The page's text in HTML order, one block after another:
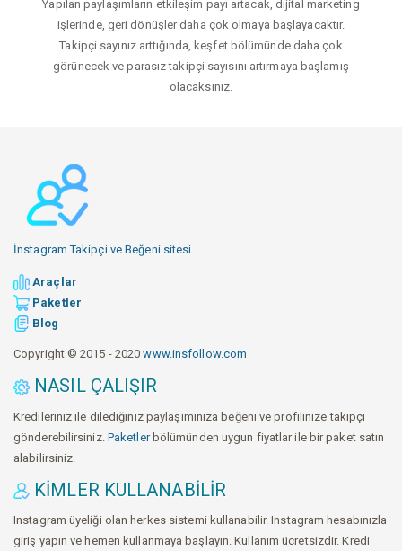
Yapılan paylaşımların etkileşim payı artacak, dijital marketing
işlerinde, geri dönüşler daha çok olmaya başlayacaktır.
Takipçi sayınız arttığında, keşfet bölümünde daha çok
görünecek ve parasız takipçi sayısını artırmaya başlamış
olacaksınız.
İnstagram Takipçi ve Beğeni sitesi
Araçlar
Paketler
Blog
Copyright © 2015 - 2020www.insfollow.com
NASIL ÇALIŞIR
Kredileriniz ile dilediğiniz paylaşımınıza beğeni ve profilinize takipçi
gönderebilirsiniz. Paketlerbölümünden uygun fiyatlar ile bir paket satın
alabilirsiniz.
KIMLER KULLANABILIR
Instagram üyeliği olan herkes sistemi kullanabilir. Instagram hesabınızla
giriş yapın ve hemen kullanmaya başlayın. Kullanım ücretsizdir. Kredi